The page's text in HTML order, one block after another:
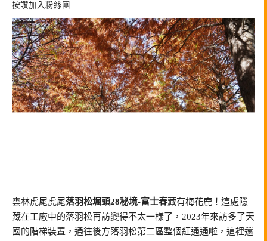
按讚加入粉絲團
雲林虎尾虎尾落羽松堀頭28秘境-富士春藏有梅花鹿！這處隱
藏在工廠中的落羽松再訪變得不太一樣了，2023年來訪多了天
國的階梯裝置，通往後方落羽松第二區整個紅通通啦，這裡還